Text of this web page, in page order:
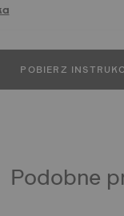
POBIERZ
Podobne